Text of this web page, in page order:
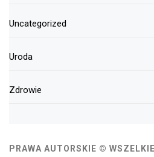
Uncategorized
Uroda
Zdrowie
PRAWA AUTORSKIE ©